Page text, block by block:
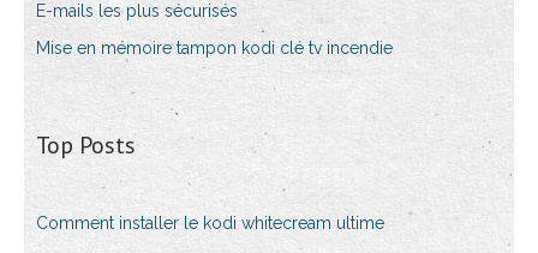
E-mails les plus sécurisés
Mise en mémoire tampon kodi clé tv incendie
Top Posts
Comment installer le kodi whitecream ultime